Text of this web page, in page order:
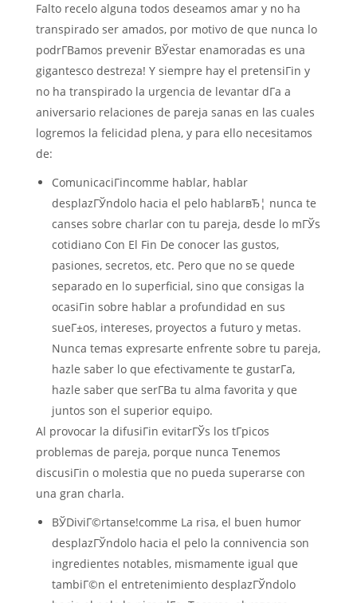
Falto recelo alguna todos deseamos amar y no ha
transpirado ser amados, por motivo de que nunca lo
podrГ­В­amos prevenir ВЎestar enamoradas es una
gigantesco destreza! Y siempre hay el pretensiГіn y
no ha transpirado la urgencia de levantar dГ­a a
aniversario relaciones de pareja sanas en las cuales
logremos la felicidad plena, y para ello necesitamos
de:
ComunicaciГіncomme hablar, hablar
desplazГЎndolo hacia el pelo hablarвЂ¦ nunca te
canses sobre charlar con tu pareja, desde lo mГЎs
cotidiano Con El Fin De conocer las gustos,
pasiones, secretos, etc. Pero que no se quede
separado en lo superficial, sino que consigas la
ocasiГіn sobre hablar a profundidad en sus
sueГ±os, intereses, proyectos a futuro y metas.
Nunca temas expresarte enfrente sobre tu pareja,
hazle saber lo que efectivamente te gustarГ­a,
hazle saber que serГ­В­a tu alma favorita y que
juntos son el superior equipo.
Al provocar la difusiГіn evitarГЎs los tГ­picos
problemas de pareja, porque nunca Tenemos
discusiГіn o molestia que no pueda superarse con
una gran charla.
ВЎDiviГ©rtanse!comme La risa, el buen humor
desplazГЎndolo hacia el pelo la connivencia son
ingredientes notables, mismamente igual que
tambiГ©n el entretenimiento desplazГЎndolo